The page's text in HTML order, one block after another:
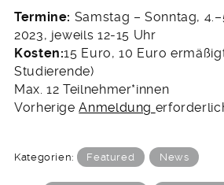
Termine: Samstag – Sonntag,
2023, jeweils 12-15 Uhr
Kosten:15 Euro, 10 Euro
Studierende)
Max. 12 Teilnehmer*innen
VorherigeAnmeldung
Kategorien: Featured News